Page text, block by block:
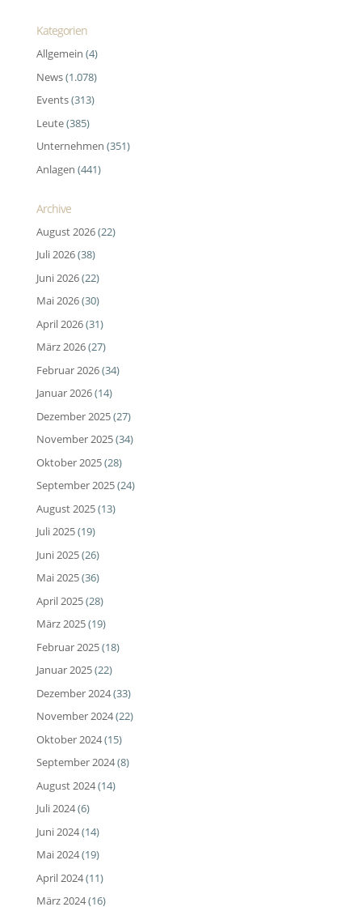
Kategorien
Allgemein (4)
News(1.078)
Events(313)
Leute(385)
Unternehmen (351)
Anlagen (441)
Archive
August 2026(22)
Juli 2026(38)
Juni 2026(22)
Mai 2026(30)
April 2026(31)
März 2026(27)
Februar 2026(34)
Januar 2026(14)
Dezember 2025(27)
November 2025(34)
Oktober 2025(28)
September 2025(24)
August 2025(13)
Juli 2025(19)
Juni 2025(26)
Mai 2025(36)
April 2025(28)
März 2025(19)
Februar 2025(18)
Januar 2025(22)
Dezember 2024(33)
November 2024(22)
Oktober 2024(15)
September 2024(8)
August 2024(14)
Juli 2024(6)
Juni 2024(14)
Mai 2024(19)
April 2024(11)
März 2024(16)